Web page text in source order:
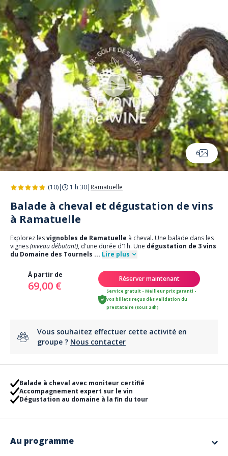
Panneau de gestion des cookies
6
(10)| 1 h 30| Ramatuelle
Balade à cheval et dégustation de vins
à Ramatuelle
Explorez lesvignobles de Ramatuelle à cheval. Une balade dans les
vignes(niveau débutant), d'une durée d'1h. Une dégustation de 3 vins
du Domaine des Tournels ... Lire plus
À partir de
69,00 €
Réserver maintenant
Service gratuit - Meilleur prix garanti -
vos billets reçus dès validation du
prestataire (sous 24h)
Vous souhaitez effectuer cette activité en
groupe ? Nous contacter
Balade à cheval avec moniteur certifié
Accompagnement expert sur le vin
Dégustation au domaine à la fin du tour
Au programme